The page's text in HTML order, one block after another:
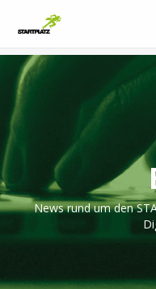
News rund um den